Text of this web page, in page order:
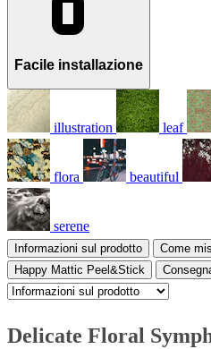
Facile installazione
illustration leaf
flora beautiful
serene
Informazioni sul prodotto Come
Happy Mattic Peel&Stick
Delicate Floral